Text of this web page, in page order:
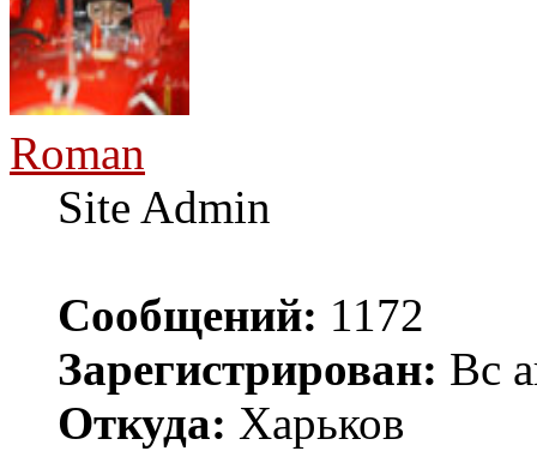
Roman
Site Admin
Сообщений: 1172
Зарегистрирован: Вс
Откуда: Харьков